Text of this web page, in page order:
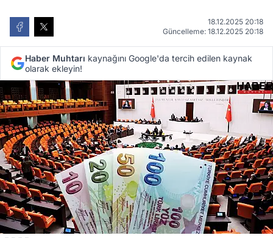
18.12.2025 20:18
Güncelleme: 18.12.2025 20:18
Haber Muhtarı kaynağını Google'da tercih edilen kaynak
olarak ekleyin!